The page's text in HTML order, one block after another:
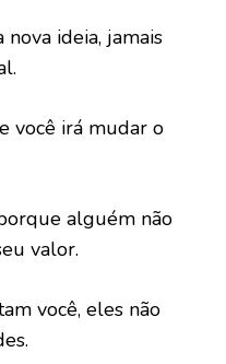
ideia, jamais
você irá mudar o
alguém não
valor.
você, eles não